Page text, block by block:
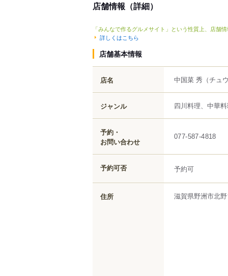
店舗情報（詳細）
「みんなで作るグルメサイト」という性質上、店舗
詳しくはこちら
店舗基本情報
店名 中国菜 秀 （チュ
ジャンル 四川料理、中華
予約・
お問い合わせ
077-587-4818
予約可否 予約可
住所 滋賀県野洲市北野